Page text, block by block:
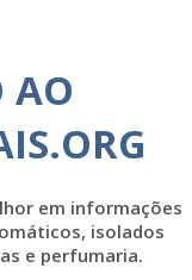
AO
em informações
isolados
e perfumaria.